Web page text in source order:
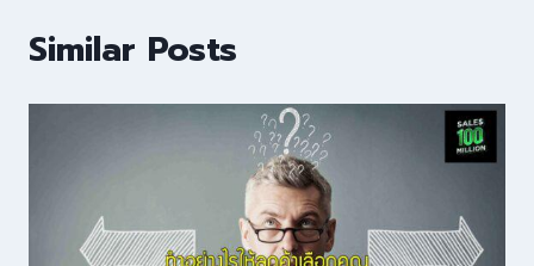
Similar Posts